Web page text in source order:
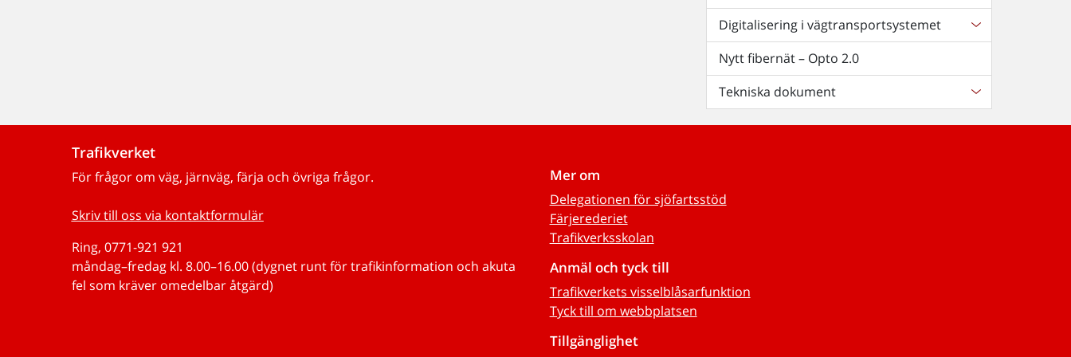
Digitalisering i vägtransportsystemet
Nytt fibernät – Opto 2.0
Tekniska dokument
Trafikverket
För frågor om väg, järnväg, färja och övriga frågor.
Skriv till oss via kontaktformulär
Ring, 0771-921 921
måndag–fredag kl. 8.00–16.00 (dygnet runt för trafikinformation och akuta
fel som kräver omedelbar åtgärd)
Mer om
Delegationen för sjöfartsstöd
Färjerederiet
Trafikverksskolan
Anmäl och tyck till
Trafikverkets visselblåsarfunktion
Tyck till om webbplatsen
Tillgänglighet